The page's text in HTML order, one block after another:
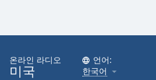
온라인 라디오
미국
언어:
한국어